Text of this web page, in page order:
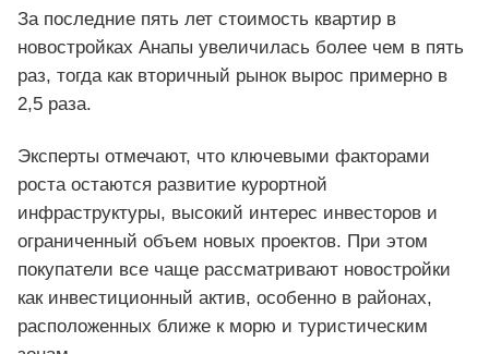
За последние пять лет стоимость квартир в
новостройках Анапы увеличилась более чем в пять
раз, тогда как вторичный рынок вырос примерно в
2,5 раза.
Эксперты отмечают, что ключевыми факторами
роста остаются развитие курортной
инфраструктуры, высокий интерес инвесторов и
ограниченный объем новых проектов. При этом
покупатели все чаще рассматривают новостройки
как инвестиционный актив, особенно в районах,
расположенных ближе к морю и туристическим